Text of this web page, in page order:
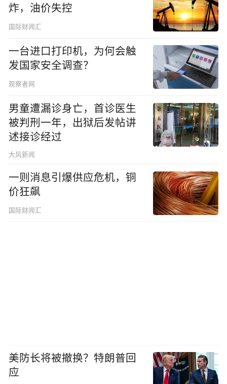
炸，油价失控
国际财闻汇
一台进口打印机，为何会触
发国家安全调查？
观察者网
男童遭漏诊身亡，首诊医生
被判刑一年，出狱后发帖讲
述接诊经过
大风新闻
一则消息引爆供应危机，铜
价狂飙
国际财闻汇
美防长将被撤换？特朗普回
应